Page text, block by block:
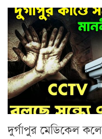
দুর্গাপুর মেডিকেল